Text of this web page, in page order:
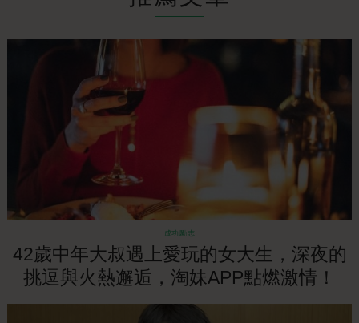
成功勵志
42歲中年大叔遇上愛玩的女大生，深夜的
挑逗與火熱邂逅，淘妹APP點燃激情！